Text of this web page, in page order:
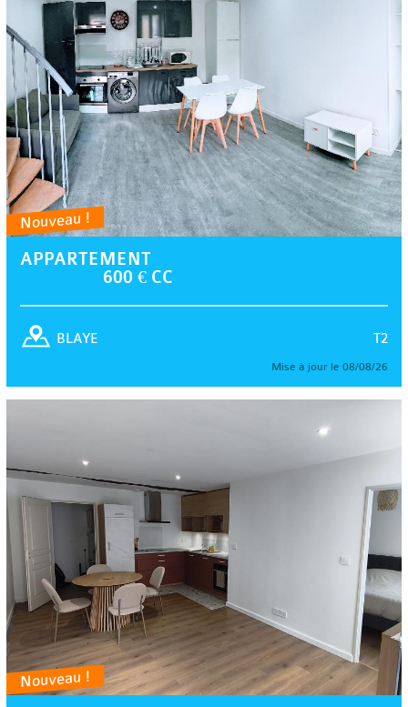
Nouveau !
APPARTEMENT
600 € CC
T2
BLAYE
Mise à jour le 08/08/26
Nouveau !